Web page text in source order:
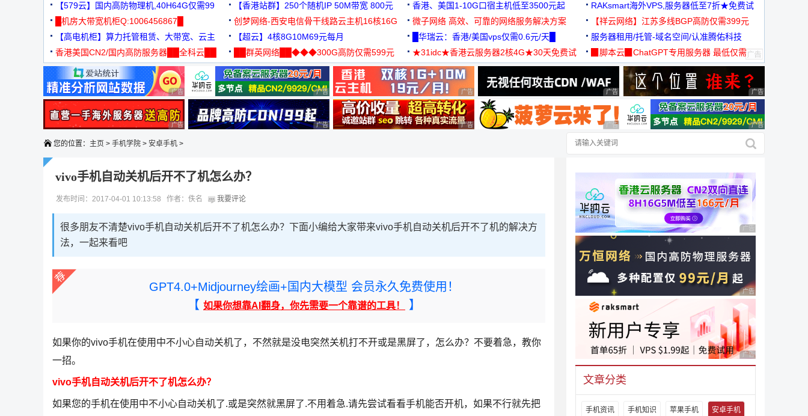
99元/月起
用★
【579云】国内高防物理机,40H64G仅需99
元
【香港站群】250个随机IP 50M带宽 800元 香港、美国1-10G口宿主机低至3500元起
RAKsmart海外VPS,服务器低至7折★免费试
用★
█机房大带宽机柜Q:1006456867█
创梦网络-西安电信骨干线路云主机16核16G
88元/月
微子网络 高效、可靠的网络服务解决方案
【祥云网络】江苏多线BGP高防仅需399元
【高电机柜】算力托管租赁、大带宽、云主
机
【超云】4核8G10M69元每月 █华瑞云：香港/美国vps仅需0.6元/天█
服务器租用/托管-域名空间/认准腾佑科技
香港美国CN2/国内高防服务器██全科云██
██群英网络██◆◆◆300G高防仅需599元
◆◆◆
★31idc★香港云服务器2核4G★30天免费试
用◆
▉脚本云▉ChatGPT专用服务器 最低仅需
19元/月
广告 商业广告，理性选择 广告 商业广告，理性选择 广告 商业广告，理性选择 广告 商业广告，理性选择 广告 商业广告，理
广告 商业广告，理性选择 广告 商业广告，理性选择 广告 商业广告，理性选择 广告 商业广告，理性选择 广告 商业广告，理
您的位置： 主页 > 手机学院 > 安卓手机 >
vivo手机自动关机后开不了机怎么办？
发布时间：2017-04-01 10:13:58 作者：佚名 我要评论
很多朋友不清楚vivo手机自动关机后开不了机怎么办？下面小编给大家带来vivo手机自动关机后开不了机的解决方
法，一起来看吧
GPT4.0+Midjourney绘画+国内大模型 会员永久免费使用！
【 如果你想靠AI翻身，你先需要一个靠谱的工具！ 】
如果你的vivo手机在使用中不小心自动关机了，不然就是没电突然关机打不开或是黑屏了，怎么办？不要着急，教你
一招。
vivo手机自动关机后开不了机怎么办？
如果您的手机在使用中不小心自动关机了.或是突然就黑屏了.不用着急.请先尝试看看手机能否开机，如果不行就先把
广告 商业广告，理性
广告 商业广告，理性
广告 商业广告，理性
文章分类
手机资讯 手机知识 苹果手机 安卓手机